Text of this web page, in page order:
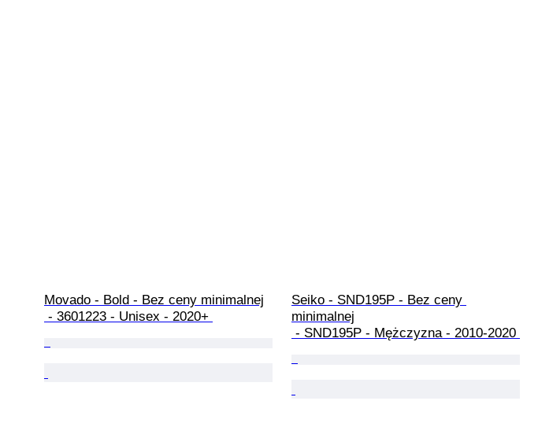
Movado - Bold - Bez ceny minimalnej
- 3601223 - Unisex - 2020+
Seiko - SND195P - Bez ceny
minimalnej
- SND195P - Mężczyzna - 2010-2020